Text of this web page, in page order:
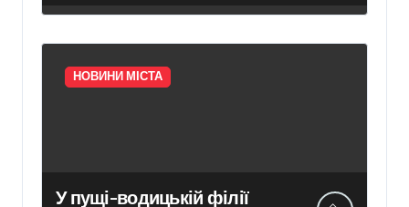
додаткових бетонних
укриттів
НОВИНИ МІСТА
У пущі-водицькій філії